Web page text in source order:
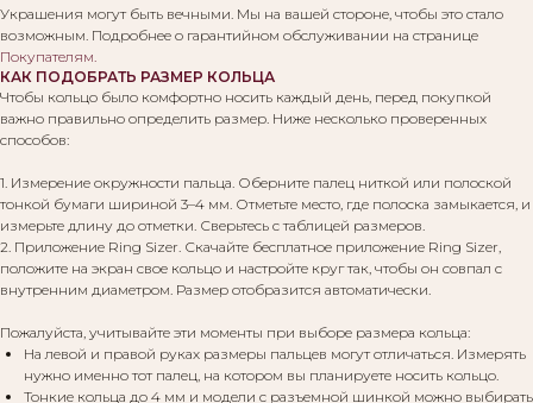
Украшения могут быть вечными. Мы на вашей стороне, чтобы это стало
возможным. Подробнее о гарантийном обслуживании на странице
Покупателям.
КАК ПОДОБРАТЬ РАЗМЕР КОЛЬЦА
Чтобы кольцо было комфортно носить каждый день, перед покупкой
важно правильно определить размер. Ниже несколько проверенных
способов:
1. Измерение окружности пальца. Оберните палец ниткой или полоской
тонкой бумаги шириной 3–4 мм. Отметьте место, где полоска замыкается, и
измерьте длину до отметки. Сверьтесь с таблицей размеров.
2. Приложение Ring Sizer. Скачайте бесплатное приложение Ring Sizer,
положите на экран свое кольцо и настройте круг так, чтобы он совпал с
внутренним диаметром. Размер отобразится автоматически.
Пожалуйста, учитывайте эти моменты при выборе размера кольца:
На левой и правой руках размеры пальцев могут отличаться. Измерять
нужно именно тот палец, на котором вы планируете носить кольцо.
Тонкие кольца до 4 мм и модели с разъемной шинкой можно выбирать